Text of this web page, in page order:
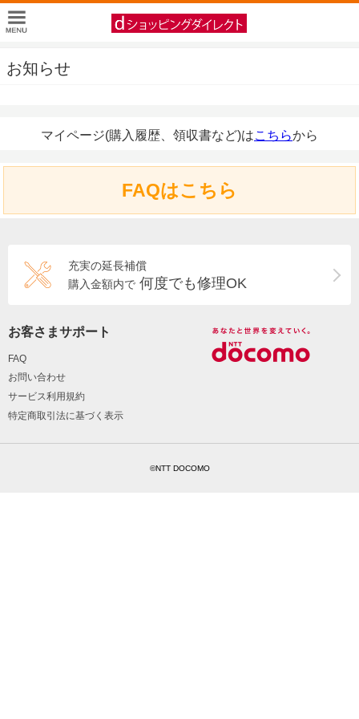
お知らせ
マイページ(購入履歴、領収書など)はこちらから
FAQはこちら
充実の延長補償
購入金額内で 何度でも修理OK
お客さまサポート
FAQ
お問い合わせ
サービス利用規約
特定商取引法に基づく表示
©NTT DOCOMO